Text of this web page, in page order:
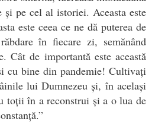
pe cel al istoriei. Aceasta este
este ceea ce ne dă puterea de
în fiecare zi, semănând
Cât de importantă este această
cu bine din pandemie! Cultivați
lui Dumnezeu și, în același
toții în a reconstrui și a o lua de